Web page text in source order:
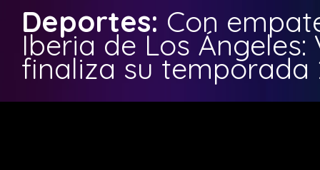
Deportes: Con
Iberia de Los Ángeles:
finaliza su temporada